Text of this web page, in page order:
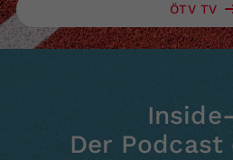
ÖTV TV
Der Podcast